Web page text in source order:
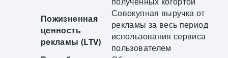
Пожизненная
ценность
рекламы (LTV)
Совокупная выручка от
рекламы за весь период
использования сервиса
пользователем